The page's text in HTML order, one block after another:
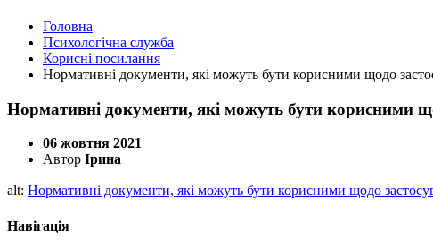
Головна
Психологічна служба
Корисні посилання
Нормативні документи, які можуть бути корисними щодо
Нормативні документи, які можуть бути корисними
06 жовтня 2021
Автор Ірина
alt: Нормативні документи, які можуть бути корисними щодо
Навігація